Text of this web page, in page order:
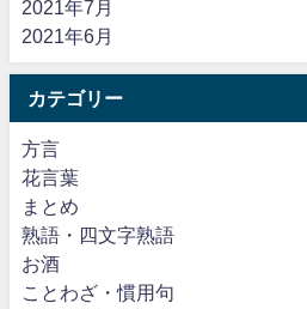
2021年7月
2021年6月
カテゴリー
方言
花言葉
まとめ
熟語・四文字熟語
お酒
ことわざ・慣用句